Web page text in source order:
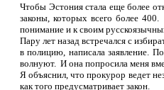
Чтобы Эстония стала еще более
законы, которых всего более
понимание и к своим
Пару лет назад встречался с
в полицию, написала заявление.
волнуют. И она попросила меня
Я объяснил, что прокурор ведет
как того предусматривает закон.